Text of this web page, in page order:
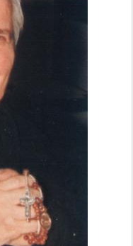
OKTÓBER
PANNA MÁRIA
deti, aj dnes, s
Vás, aby ste sa naučili
Je potrebné sa modliť,
tieto časy, ktoré
dáva milosť mojej
PM